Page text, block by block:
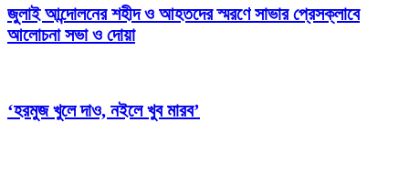
জুলাই আন্দোলনের শহীদ ও আহতদের স্মরণে সাভার প্রেসক্লাবে
আলোচনা সভা ও দোয়া
‘হরমুজ খুলে দাও, নইলে খুব মারব’